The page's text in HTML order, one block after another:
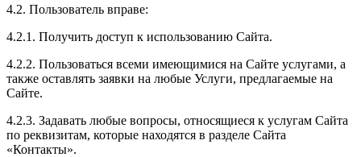
4.2. Пользователь вправе:
4.2.1. Получить доступ к использованию Сайта.
4.2.2. Пользоваться всеми имеющимися на Сайте услугами, а
также оставлять заявки на любые Услуги, предлагаемые на
Сайте.
4.2.3. Задавать любые вопросы, относящиеся к услугам Сайта
по реквизитам, которые находятся в разделе Сайта
«Контакты».